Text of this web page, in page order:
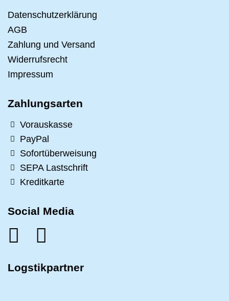
Datenschutzerklärung
AGB
Zahlung und Versand
Widerrufsrecht
Impressum
Zahlungsarten
Vorauskasse
PayPal
Sofortüberweisung
SEPA Lastschrift
Kreditkarte
Social Media
Logstikpartner